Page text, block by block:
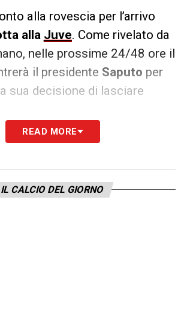
alla rovescia per l’arrivo
alla Juve. Come rivelato da
nelle prossime 24/48 ore il
il presidente Saputo per
sua decisione di lasciare
accettato la proposta della
ai bianconeri.
READ MORE
IL CALCIO DEL GIORNO